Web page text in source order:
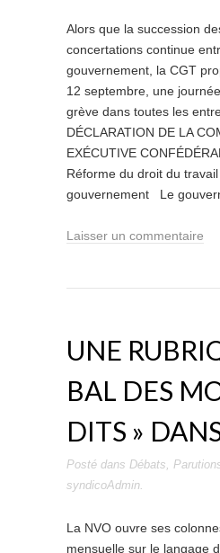
Alors que la succession
concertations continue
gouvernement, la CGT
12 septembre, une
grève dans toutes les
DÉCLARATION DE LA
EXÉCUTIVE
Réforme du droit du
gouvernement Le
Laisser un commentaire
UNE
BAL DES
DITS »
Posté dans Débats,
syndicoAdmin.
La NVO ouvre ses
mensuelle sur le langage